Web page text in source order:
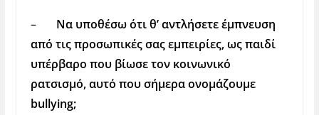
–
Να υποθέσω ότι θ’ αντλήσετε έμπνευση
από τις προσωπικές σας εμπειρίες, ως παιδί
υπέρβαρο που βίωσε τον κοινωνικό
ρατσισμό, αυτό που σήμερα ονομάζουμε
bullying;